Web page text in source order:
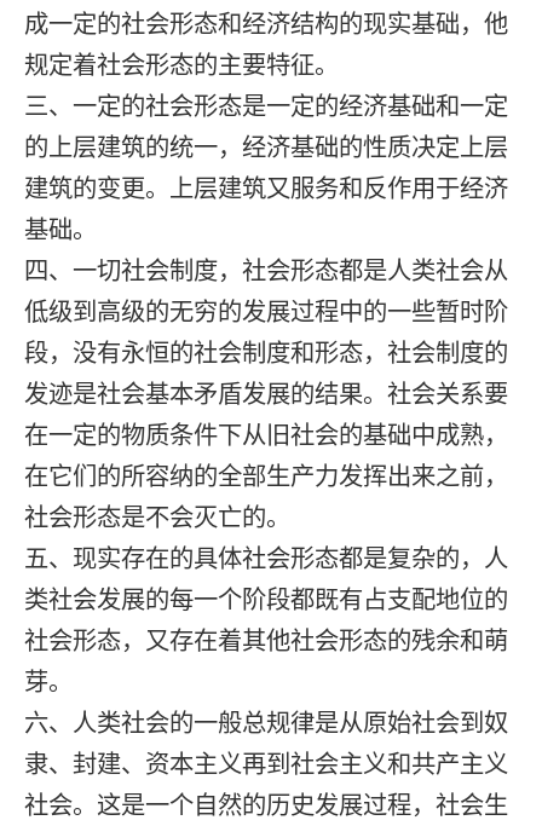
成一定的社会形态和经济结构的现实基础，他
规定着社会形态的主要特征。
三、一定的社会形态是一定的经济基础和一定
的上层建筑的统一，经济基础的性质决定上层
建筑的变更。上层建筑又服务和反作用于经济
基础。
四、一切社会制度，社会形态都是人类社会从
低级到高级的无穷的发展过程中的一些暂时阶
段，没有永恒的社会制度和形态，社会制度的
发迹是社会基本矛盾发展的结果。社会关系要
在一定的物质条件下从旧社会的基础中成熟，
在它们的所容纳的全部生产力发挥出来之前，
社会形态是不会灭亡的。
五、现实存在的具体社会形态都是复杂的，人
类社会发展的每一个阶段都既有占支配地位的
社会形态，又存在着其他社会形态的残余和萌
芽。
六、人类社会的一般总规律是从原始社会到奴
隶、封建、资本主义再到社会主义和共产主义
社会。这是一个自然的历史发展过程，社会生